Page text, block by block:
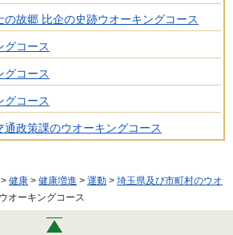
の故郷 比企の史跡ウオーキングコース
グコース
グコース
グコース
政策課のウオーキングコース
> 健康 > 健康増進 > 運動 > 埼玉県及び市町村のウオ
オーキングコース